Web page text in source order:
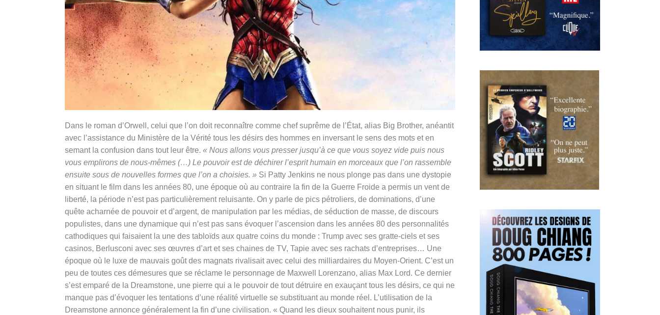
Dans le roman d’Orwell, celui que l’on doit reconnaître comme chef suprême de l’État, alias Big Brother, anéantit
avec l’assistance du Ministère de la Vérité tous les désirs des hommes en inversant le sens des mots et en
semant la confusion dans tout leur être. « Nous allons vous presser jusqu’à ce que vous soyez vide puis nous
vous emplirons de nous-mêmes (…) Le pouvoir est de déchirer l’esprit humain en morceaux que l’on rassemble
ensuite sous de nouvelles formes que l’on a choisies. » Si Patty Jenkins ne nous plonge pas dans une dystopie
en situant le film dans les années 80, une époque où au contraire la fin de la Guerre Froide a permis un vent de
liberté, la période n’est pas particulièrement reluisante. On y parle de pics pétroliers, de dominations, d’une
quête acharnée de pouvoir et d’argent, de manipulation par les médias, de séduction de masse, de discours
populistes, dans une dynamique qui n’est pas sans évoquer l’ascension dans les années 80 des personnalités
cathodiques qui faisaient la une des tabloïds aux quatre coins du monde : Trump avec ses gratte-ciels et ses
casinos, Berlusconi avec ses œuvres d’art et ses chaines de TV, Tapie avec ses rachats d’entreprises… Une
époque où le luxe de mauvais goût des magnats rivalisait avec celui des milliardaires du Moyen-Orient. C’est un
peu de toutes ces démesures que se réclame le personnage de Maxwell Lorenzano, alias Max Lord. Ce dernier
s’est emparé de la Dreamstone, une pierre qui a le pouvoir de tout détruire en exauçant tous les désirs, ce qui ne
manque pas d’évoquer les tentations d’une réalité virtuelle se substituant au monde réel. L’utilisation de la
Dreamstone annonce généralement la fin d’une civilisation. « Quand les dieux souhaitent nous punir, ils